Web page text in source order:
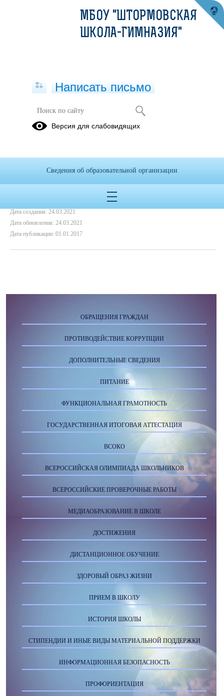
Февраль - 2017
Дата создания: 24.03.2021
Дата обновления: 24.03.2021
Дата публикации: 01.01.2017
ОБРАЩЕНИЯ ГРАЖДАН
ПРОТИВОДЕЙСТВИЕ КОРРУПЦИИ
ДОПОЛНИТЕЛЬНЫЕ СВЕДЕНИЯ
ПИТАНИЕ
ФУНКЦИОНАЛЬНАЯ ГРАМОТНОСТЬ
ГОСУДАРСТВЕННАЯ ИТОГОВАЯ АТТЕСТАЦИЯ
ВСОКО
ВСЕРОССИЙСКАЯ ОЛИМПИАДА ШКОЛЬНИКОВ
ВСЕРОССИЙСКИЕ ПРОВЕРОЧНЫЕ РАБОТЫ
МЕДИАОБРАЗОВАНИЕ В ШКОЛЕ
ДОСТИЖЕНИЯ
ДИСТАНЦИОННОЕ ОБУЧЕНИЕ
ЗДОРОВЫЙ ОБРАЗ ЖИЗНИ
ПРИЕМ В ШКОЛУ
ИСТОРИЯ ШКОЛЫ
СТИПЕНДИИ И ИНЫЕ ВИДЫ МАТЕРИАЛЬНОЙ ПОДДЕРЖКИ
ИНФОРМАЦИОННАЯ БЕЗОПАСНОСТЬ
ПРОФОРИЕНТАЦИЯ
МБОУ "ШТОРМОВСКАЯ
ШКОЛА-ГИМНАЗИЯ"
Написать письмо
Версия для слабовидящих
Сведения об образовательной организации